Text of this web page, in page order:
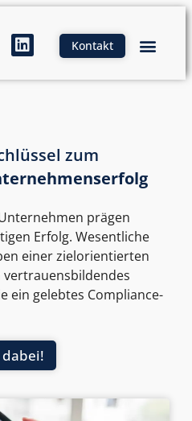
Kontakt
zum
prägen
Erfolg. Wesentliche
einer zielorientierten
ein gelebtes Compliance-